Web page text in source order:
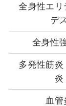
全身性エリ
デス
全身性
多発性筋炎
炎
血管